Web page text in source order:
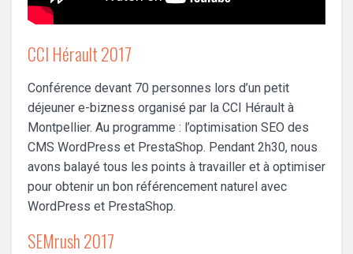
CCI Hérault 2017
Conférence devant 70 personnes lors d’un petit
déjeuner e-bizness organisé par la CCI Hérault à
Montpellier. Au programme : l’optimisation SEO des
CMS WordPress et PrestaShop. Pendant 2h30, nous
avons balayé tous les points à travailler et à optimiser
pour obtenir un bon référencement naturel avec
WordPress et PrestaShop.
SEMrush 2017